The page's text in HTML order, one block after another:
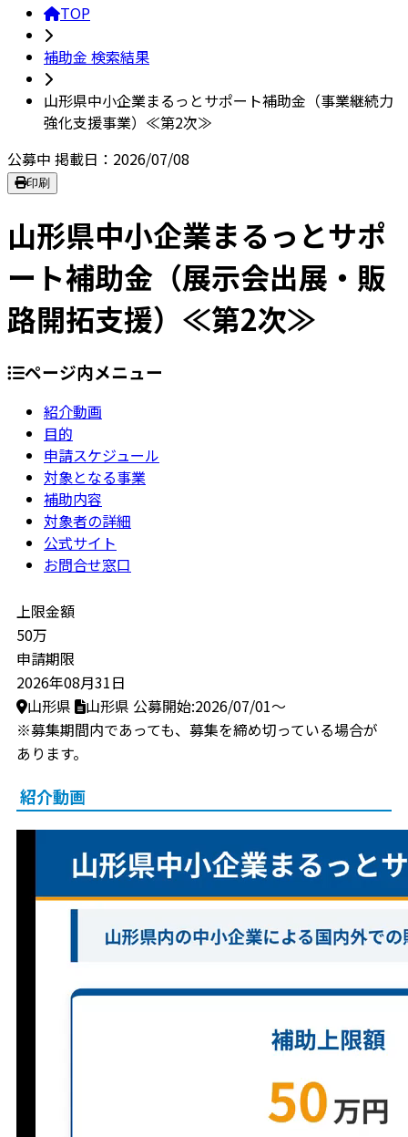
TOP
補助金 検索結果
山形県中小企業まるっとサポート補助金（事業継続力
強化支援事業）≪第2次≫
公募中 掲載日：2026/07/08
印刷
山形県中小企業まるっとサポ
ート補助金（展示会出展・販
路開拓支援）≪第2次≫
ページ内メニュー
紹介動画
目的
申請スケジュール
対象となる事業
補助内容
対象者の詳細
公式サイト
お問合せ窓口
上限金額
50万
申請期限
2026年08月31日
山形県
山形県 公募開始:2026/07/01～
※募集期間内であっても、募集を締め切っている場合が
あります。
紹介動画